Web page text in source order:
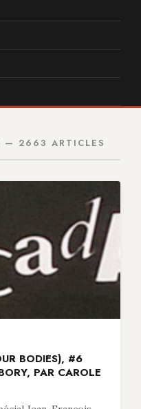
— 2663 ARTICLES
BODIES), #6
PAR CAROLE